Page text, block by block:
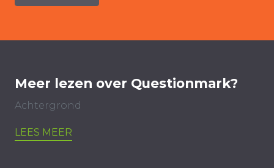
Meer lezen over Questionmark?
Achtergrond
LEES MEER